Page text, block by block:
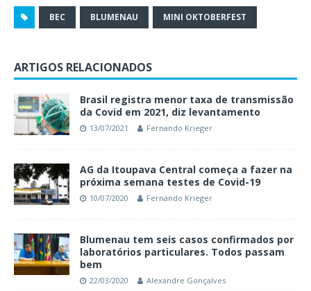
BEC BLUMENAU MINI OKTOBERFEST
ARTIGOS RELACIONADOS
Brasil registra menor taxa de transmissão
da Covid em 2021, diz levantamento
13/07/2021 Fernando Krieger
AG da Itoupava Central começa a fazer na
próxima semana testes de Covid-19
10/07/2020 Fernando Krieger
Blumenau tem seis casos confirmados por
laboratórios particulares. Todos passam
bem
22/03/2020 Alexandre Gonçalves